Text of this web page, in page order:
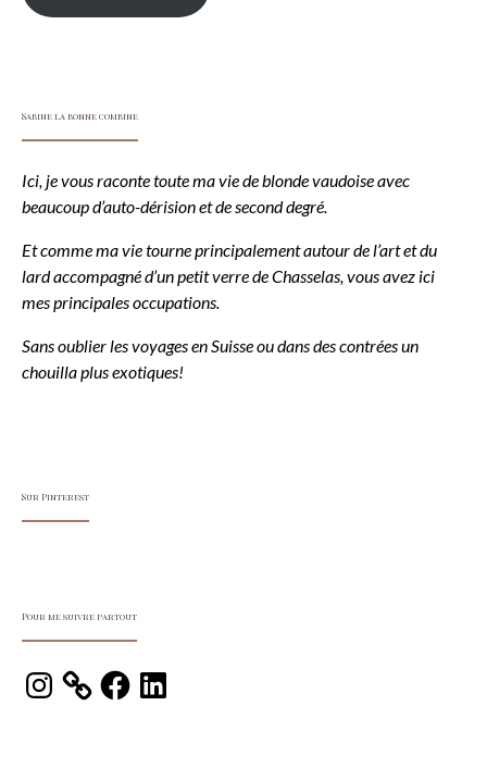
Sabine la bonne combine
Ici, je vous raconte toute ma vie de blonde vaudoise avec
beaucoup d’auto-dérision et de second degré.
Et comme ma vie tourne principalement autour de l’art et du
lard accompagné d’un petit verre de Chasselas, vous avez ici
mes principales occupations.
Sans oublier les voyages en Suisse ou dans des contrées un
chouilla plus exotiques!
Sur Pinterest
Pour me suivre partout
Instagram FacebookLinkedIn